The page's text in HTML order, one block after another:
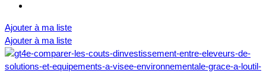
Ajouter à ma liste
Ajouter à ma liste